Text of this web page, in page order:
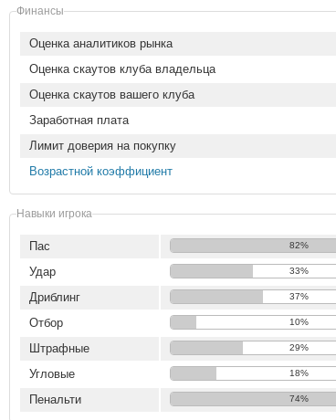
Финансы
Оценка аналитиков рынка
Оценка скаутов клуба владельца
Оценка скаутов вашего клуба
Заработная плата
Лимит доверия на покупку
Возрастной коэффициент
Навыки игрока
Пас 82%
Удар
33%
Дриблинг
37%
Отбор
10%
Штрафные
29%
Угловые
18%
Пенальти
74%